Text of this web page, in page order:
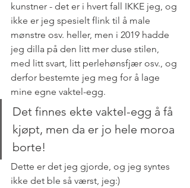
kunstner - det er i hvert fall IKKE jeg, og
ikke er jeg spesielt flink til å male
mønstre osv. heller, men i 2019 hadde
jeg dilla på den litt mer duse stilen,
med litt svart, litt perlehønsfjær osv., og
derfor bestemte jeg meg for å lage
mine egne vaktel-egg.
Det finnes ekte vaktel-egg å få
kjøpt, men da er jo hele moroa
borte!
Dette er det jeg gjorde, og jeg syntes
ikke det ble så værst, jeg:)